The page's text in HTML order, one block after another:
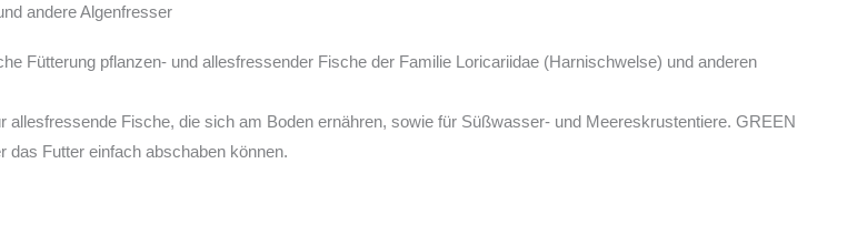
andere Algenfresser
Fütterung pflanzen- und allesfressender Fische der Familie Loricariidae (Harnischwelse) und anderen
Fische, die sich am Boden ernähren, sowie für Süßwasser- und Meereskrustentiere. GREEN
Futter einfach abschaben können.